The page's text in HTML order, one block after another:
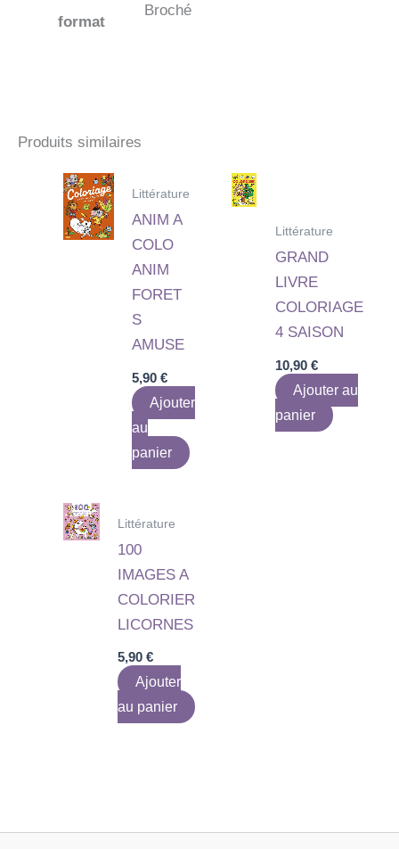
format
Broché
Produits similaires
Littérature
ANIM A
COLO
ANIM
FORET
S
AMUSE
5,90€
Ajouter
au
panier
Littérature
GRAND
LIVRE
COLORIAGE
4 SAISON
10,90 €
Ajouter au
panier
Littérature
100
IMAGES A
COLORIER
LICORNES
5,90€
Ajouter
au panier